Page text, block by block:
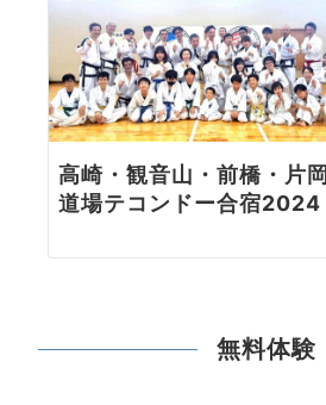
高崎・観音山・前橋・片岡
道場テコンドー合宿2024
無料体験